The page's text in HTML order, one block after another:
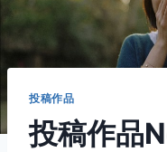
投稿作品
投稿作品